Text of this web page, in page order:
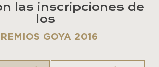
las inscripciones de
los
GOYA 2016